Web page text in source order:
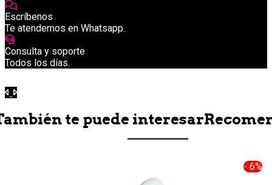
Escríbenos
Te atendemos en Whatsapp.
Consulta y soporte
Todos los días.
Anterior
Siguiente
te puede interesar
- 6%